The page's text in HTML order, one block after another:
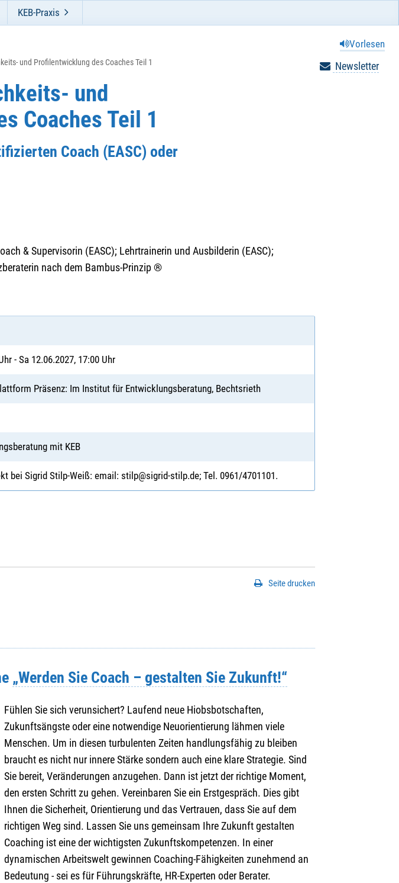
KEB-Praxis
Vorlesen
Newsletter
und Profilentwicklung des Coaches Teil 1
und
Coaches Teil 1
Coach (EASC) oder
& Supervisorin (EASC); Lehrtrainerin und Ausbilderin (EASC);
nach dem Bambus-Prinzip ®
- Sa 12.06.2027, 17:00 Uhr
Präsenz: Im Institut für Entwicklungsberatung, Bechtsrieth
mit KEB
bei Sigrid Stilp-Weiß: email: stilp@sigrid-stilp.de; Tel. 0961/4701101.
Seite drucken
„Werden Sie Coach – gestalten Sie Zukunft!“
Fühlen Sie sich verunsichert? Laufend neue Hiobsbotschaften,
Zukunftsängste oder eine notwendige Neuorientierung lähmen viele
Menschen. Um in diesen turbulenten Zeiten handlungsfähig zu bleiben
braucht es nicht nur innere Stärke sondern auch eine klare Strategie. Sind
Sie bereit, Veränderungen anzugehen. Dann ist jetzt der richtige Moment,
den ersten Schritt zu gehen. Vereinbaren Sie ein Erstgespräch. Dies gibt
Ihnen die Sicherheit, Orientierung und das Vertrauen, dass Sie auf dem
richtigen Weg sind. Lassen Sie uns gemeinsam Ihre Zukunft gestalten
Coaching ist eine der wichtigsten Zukunftskompetenzen. In einer
dynamischen Arbeitswelt gewinnen Coaching-Fähigkeiten zunehmend an
Bedeutung - sei es für Führungskräfte, HR-Experten oder Berater.